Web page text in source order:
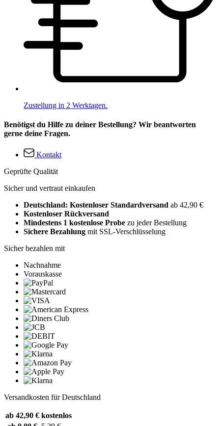
Zustellung in 2 Werktagen.
Benötigst du Hilfe zu deiner Bestellung? Wir beantworten
gerne deine Fragen.
Kontakt
Geprüfte Qualität
Sicher und vertraut einkaufen
Deutschland: Kostenloser Standardversand ab 42,90 €
Kostenloser Rückversand
Mindestens 1 kostenlose Probe zu jeder Bestellung
Sichere Bezahlung mit SSL-Verschlüsselung
Sicher bezahlen mit
Nachnahme
Vorauskasse
Versandkosten für Deutschland
ab 42,90 € kostenlos